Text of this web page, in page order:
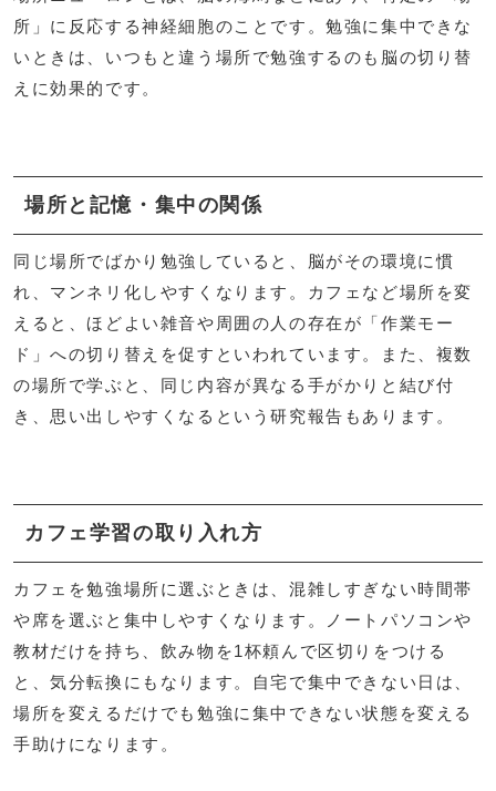
所」に反応する神経細胞のことです。勉強に集中できな
いときは、いつもと違う場所で勉強するのも脳の切り替
えに効果的です。
場所と記憶・集中の関係
同じ場所でばかり勉強していると、脳がその環境に慣
れ、マンネリ化しやすくなります。カフェなど場所を変
えると、ほどよい雑音や周囲の人の存在が「作業モー
ド」への切り替えを促すといわれています。また、複数
の場所で学ぶと、同じ内容が異なる手がかりと結び付
き、思い出しやすくなるという研究報告もあります。
カフェ学習の取り入れ方
カフェを勉強場所に選ぶときは、混雑しすぎない時間帯
や席を選ぶと集中しやすくなります。ノートパソコンや
教材だけを持ち、飲み物を1杯頼んで区切りをつける
と、気分転換にもなります。自宅で集中できない日は、
場所を変えるだけでも勉強に集中できない状態を変える
手助けになります。